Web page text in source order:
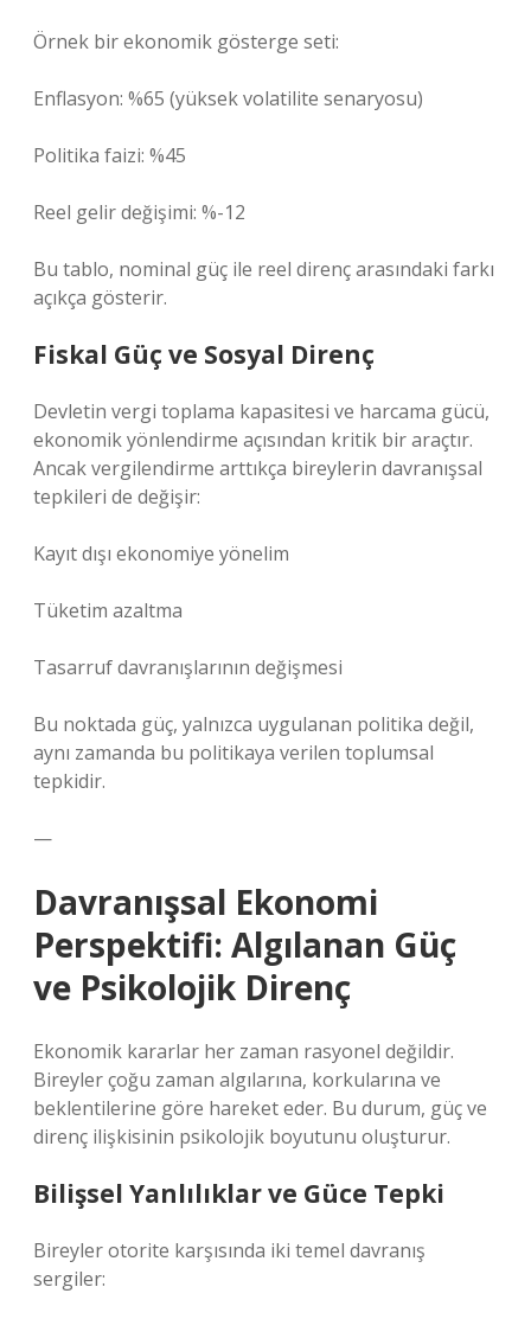
Örnek bir ekonomik gösterge seti:
Enflasyon: %65 (yüksek volatilite senaryosu)
Politika faizi: %45
Reel gelir değişimi: %-12
Bu tablo, nominal güç ile reel direnç arasındaki farkı
açıkça gösterir.
Fiskal Güç ve Sosyal Direnç
Devletin vergi toplama kapasitesi ve harcama gücü,
ekonomik yönlendirme açısından kritik bir araçtır.
Ancak vergilendirme arttıkça bireylerin davranışsal
tepkileri de değişir:
Kayıt dışı ekonomiye yönelim
Tüketim azaltma
Tasarruf davranışlarının değişmesi
Bu noktada güç, yalnızca uygulanan politika değil,
aynı zamanda bu politikaya verilen toplumsal
tepkidir.
—
Davranışsal Ekonomi
Perspektifi: Algılanan Güç
ve Psikolojik Direnç
Ekonomik kararlar her zaman rasyonel değildir.
Bireyler çoğu zaman algılarına, korkularına ve
beklentilerine göre hareket eder. Bu durum, güç ve
direnç ilişkisinin psikolojik boyutunu oluşturur.
Bilişsel Yanlılıklar ve Güce Tepki
Bireyler otorite karşısında iki temel davranış
sergiler: